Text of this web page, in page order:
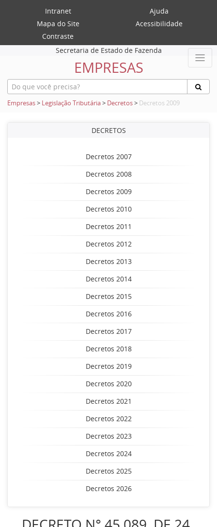
Intranet
Ajuda
Mapa do Site
Acessibilidade
Contraste
Secretaria de Estado de Fazenda
EMPRESAS
Empresas> Legislação Tributária> Decretos> Decretos 2009
DECRETOS
Decretos 2007
Decretos 2008
Decretos 2009
Decretos 2010
Decretos 2011
Decretos 2012
Decretos 2013
Decretos 2014
Decretos 2015
Decretos 2016
Decretos 2017
Decretos 2018
Decretos 2019
Decretos 2020
Decretos 2021
Decretos 2022
Decretos 2023
Decretos 2024
Decretos 2025
Decretos 2026